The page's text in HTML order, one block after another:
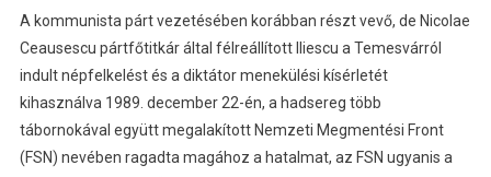
A kommunista párt vezetésében korábban részt vevő, de Nicolae
Ceausescu pártfőtitkár által félreállított Iliescu a Temesvárról
indult népfelkelést és a diktátor menekülési kísérletét
kihasználva 1989. december 22-én, a hadsereg több
tábornokával együtt megalakított Nemzeti Megmentési Front
(FSN) nevében ragadta magához a hatalmat, az FSN ugyanis a